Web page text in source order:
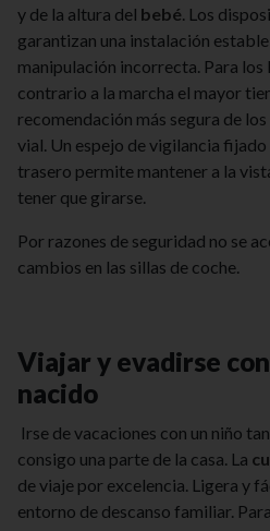
y de la altura del bebé. Los
garantizan una instalación
manipulación incorrecta. Para
contrario a la marcha el mayor
recomendación más segura de
vial. Un espejo de vigilancia
trasero permite mantener a la
tener que girarse.
Por razones de seguridad no se
cambios en las sillas de coche.
Viajar y evadirse
nacido
Irse de vacaciones con un niño
consigo una parte de la casa. La
de viaje por excelencia. Ligera y
entorno de descanso familiar.